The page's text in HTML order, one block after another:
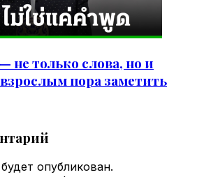
не только слова, но и
пора заметить
опубликован.